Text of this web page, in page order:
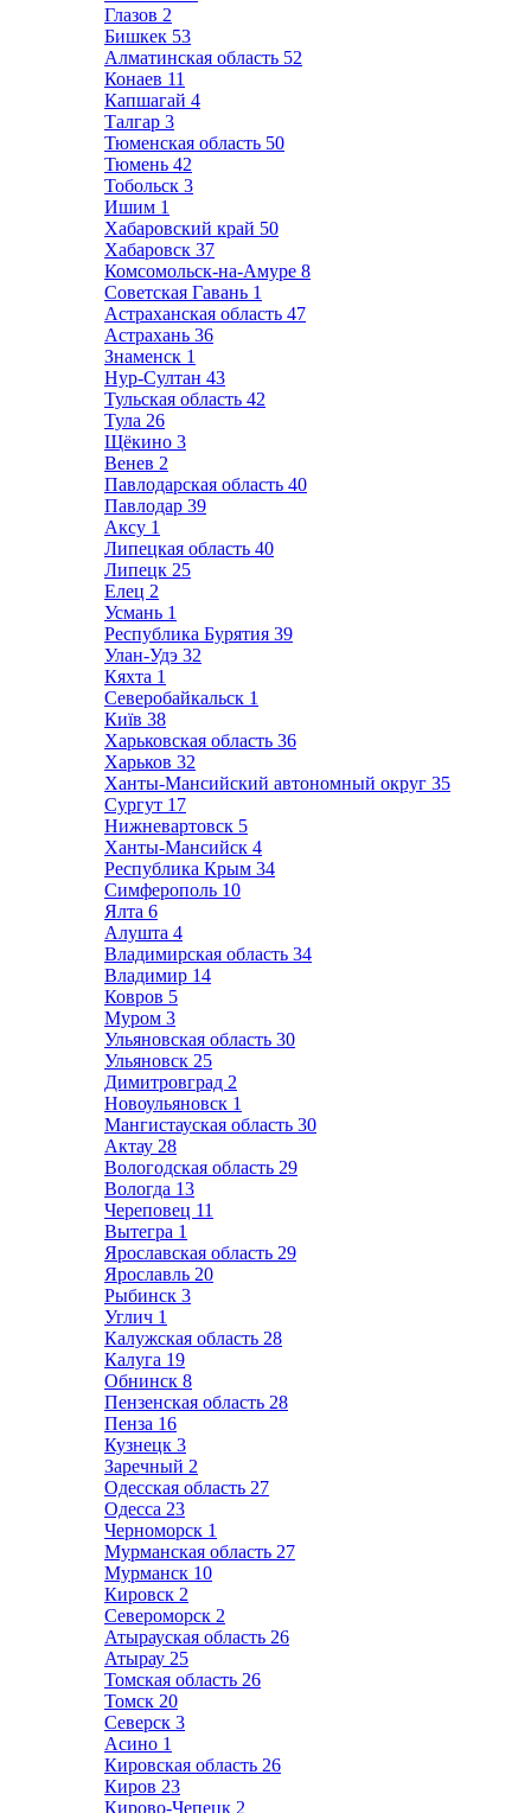
Глазов 2
Бишкек 53
Алматинская область 52
Конаев 11
Капшагай 4
Талгар 3
Тюменская область 50
Тюмень 42
Тобольск 3
Ишим 1
Хабаровский край 50
Хабаровск 37
Комсомольск-на-Амуре 8
Советская Гавань 1
Астраханская область 47
Астрахань 36
Знаменск 1
Нур-Султан 43
Тульская область 42
Тула 26
Щёкино 3
Венев 2
Павлодарская область 40
Павлодар 39
Аксу 1
Липецкая область 40
Липецк 25
Елец 2
Усмань 1
Республика Бурятия 39
Улан-Удэ 32
Кяхта 1
Северобайкальск 1
Київ 38
Харьковская область 36
Харьков 32
Ханты-Мансийский автономный округ 35
Сургут 17
Нижневартовск 5
Ханты-Мансийск 4
Республика Крым 34
Симферополь 10
Ялта 6
Алушта 4
Владимирская область 34
Владимир 14
Ковров 5
Муром 3
Ульяновская область 30
Ульяновск 25
Димитровград 2
Новоульяновск 1
Мангистауская область 30
Актау 28
Вологодская область 29
Вологда 13
Череповец 11
Вытегра 1
Ярославская область 29
Ярославль 20
Рыбинск 3
Углич 1
Калужская область 28
Калуга 19
Обнинск 8
Пензенская область 28
Пенза 16
Кузнецк 3
Заречный 2
Одесская область 27
Одесса 23
Черноморск 1
Мурманская область 27
Мурманск 10
Кировск 2
Североморск 2
Атырауская область 26
Атырау 25
Томская область 26
Томск 20
Северск 3
Асино 1
Кировская область 26
Киров 23
Кирово-Чепецк 2